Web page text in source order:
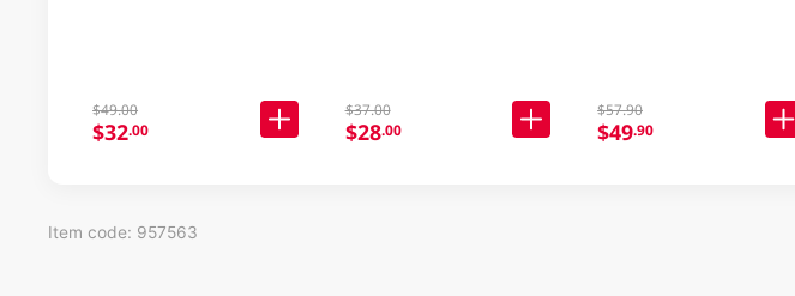
$49.00
$32.00
$37.00
$28.00
$57.90
$49.90
Item code: 957563